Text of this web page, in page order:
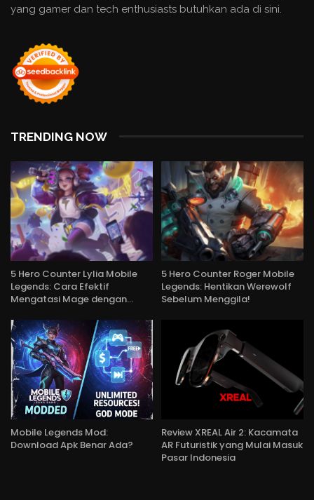
yang gamer dan tech enthusiasts butuhkan ada di sini.
TRENDING NOW
5 Hero Counter Lylia Mobile
Legends: Cara Efektif
Mengatasi Mage dengan…
5 Hero Counter Roger Mobile
Legends: Hentikan Werewolf
Sebelum Menggila!
Mobile Legends Mod:
Download Apk Benar Ada?
Review XREAL Air 2: Kacamata
AR Futuristik yang Mulai Masuk
Pasar Indonesia